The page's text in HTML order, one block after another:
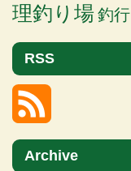
理釣り場釣行
RSS
Archive